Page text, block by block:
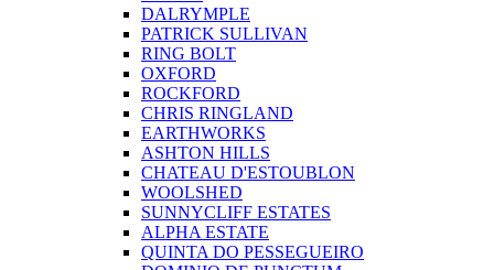
DALRYMPLE
PATRICK SULLIVAN
RING BOLT
OXFORD
ROCKFORD
CHRIS RINGLAND
EARTHWORKS
ASHTON HILLS
CHATEAU D'ESTOUBLON
WOOLSHED
SUNNYCLIFF ESTATES
ALPHA ESTATE
QUINTA DO PESSEGUEIRO